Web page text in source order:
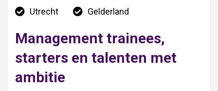
Utrecht
Gelderland
Management trainees,
starters en talenten met
ambitie